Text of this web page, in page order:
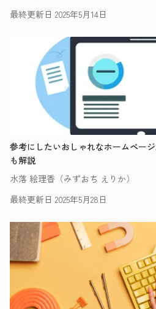
最終更新日 2025年5月14日
参考にしたいおしゃれなホームペー
も解説
水落 絵理香（みずおち えりか）
最終更新日 2025年5月28日